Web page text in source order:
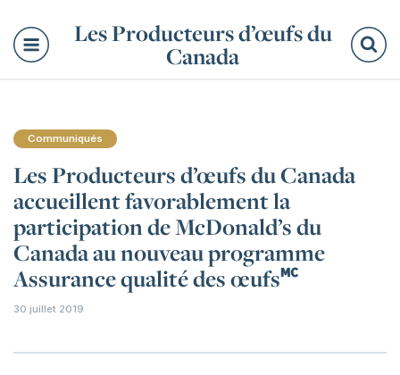
Les Producteurs d’œufs du
Canada
Communiqués
Les Producteurs d’œufs du Canada
accueillent favorablement la
participation de McDonald’s du
Canada au nouveau programme
Assurance qualité des œufs🅪
30 juillet 2019